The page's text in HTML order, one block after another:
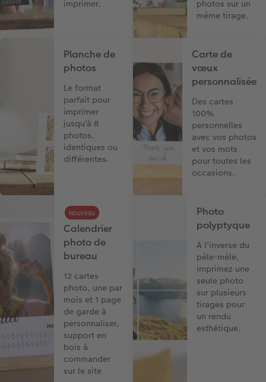
imprimer.
photos sur un
même tirage.
Planche de
photos
Le format
parfait pour
imprimer
jusqu'à 8
photos,
identiques ou
différentes.
Carte de
vœux
personnalisée
Des cartes
100%
personnelles
avec vos photos
et vos mots
pour toutes les
occasions.
Calendrier
photo de
bureau
12 cartes
photo, une par
mois et 1 page
de garde à
personnaliser,
support en
bois à
commander
sur le site
Nouveau
Photo
polyptyque
A l'inverse du
pêle-mêle,
imprimez une
seule photo
sur plusieurs
tirages pour
un rendu
esthétique.